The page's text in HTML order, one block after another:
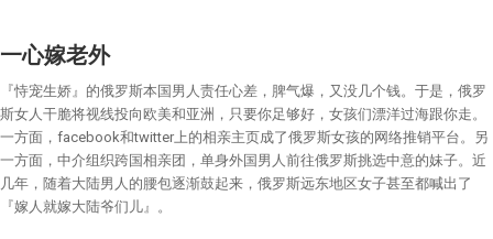
一心嫁老外
『恃宠生娇』的俄罗斯本国男人责任心差，脾气爆，又没几个钱。于是，俄罗
斯女人干脆将视线投向欧美和亚洲，只要你足够好，女孩们漂洋过海跟你走。
一方面，facebook和twitter上的相亲主页成了俄罗斯女孩的网络推销平台。另
一方面，中介组织跨国相亲团，单身外国男人前往俄罗斯挑选中意的妹子。近
几年，随着大陆男人的腰包逐渐鼓起来，俄罗斯远东地区女子甚至都喊出了
『嫁人就嫁大陆爷们儿』。